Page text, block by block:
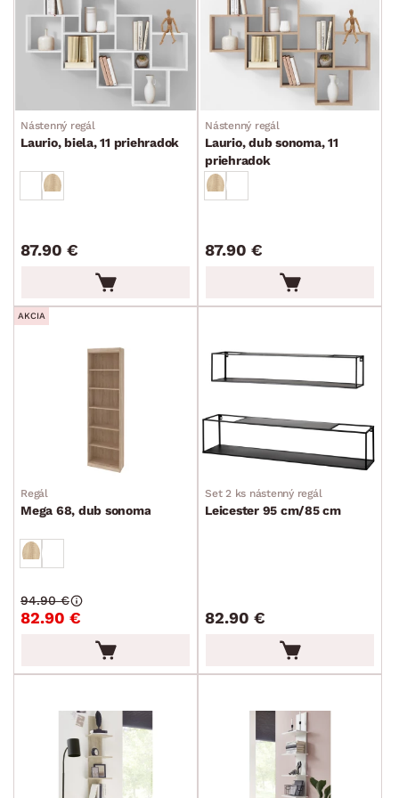
Nástenný regál
Laurio, biela, 11 priehradok
87.90 €
Nástenný regál
Laurio, dub sonoma, 11
priehradok
87.90 €
AKCIA
Regál
Mega 68, dub sonoma
82.90 €
94.90 €
Set 2 ks nástenný regál
Leicester 95 cm/85 cm
82.90 €